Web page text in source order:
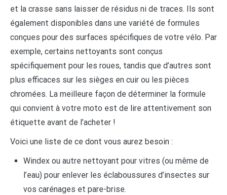
et la crasse sans laisser de résidus ni de traces. Ils sont
également disponibles dans une variété de formules
conçues pour des surfaces spécifiques de votre vélo. Par
exemple, certains nettoyants sont conçus
spécifiquement pour les roues, tandis que d’autres sont
plus efficaces sur les sièges en cuir ou les pièces
chromées. La meilleure façon de déterminer la formule
qui convient à votre moto est de lire attentivement son
étiquette avant de l’acheter !
Voici une liste de ce dont vous aurez besoin :
Windex ou autre nettoyant pour vitres (ou même de
l’eau) pour enlever les éclaboussures d’insectes sur
vos carénages et pare-brise.